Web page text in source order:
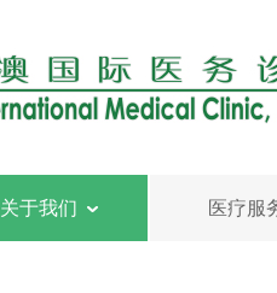
关于我们 医疗服